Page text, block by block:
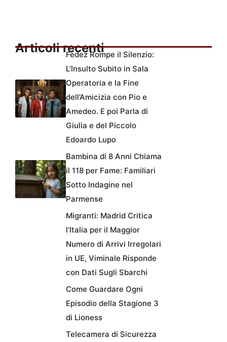
Articoli recentiFedez Rompe il Silenzio:
L’Insulto Subito in Sala
Operatoria e la Fine
dell’Amicizia con Pio e
Amedeo. E poi Parla di
Giulia e del Piccolo
Edoardo Lupo
Bambina di 8 Anni Chiama
il 118 per Fame: Familiari
Sotto Indagine nel
Parmense
Migranti: Madrid Critica
l’Italia per il Maggior
Numero di Arrivi Irregolari
in UE, Viminale Risponde
con Dati Sugli Sbarchi
Come Guardare Ogni
Episodio della Stagione 3
di Lioness
Telecamera di Sicurezza